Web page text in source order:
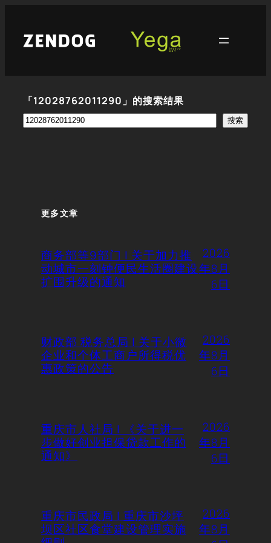
「12028762011290」的搜索结果
搜
搜索
更多文章
商务部等9部门 | 关于加力推
动城市一刻钟便民生活圈建设
扩围升级的通知
2026
年8月
6日
财政部 税务总局 | 关于小微
企业和个体工商户所得税优
惠政策的公告
2026
年8月
6日
重庆市人社局 | 《关于进一
步做好创业担保贷款工作的
通知》
2026
年8月
6日
重庆市民政局 | 重庆市沙坪
坝区社区食堂建设管理实施
2026
年8月